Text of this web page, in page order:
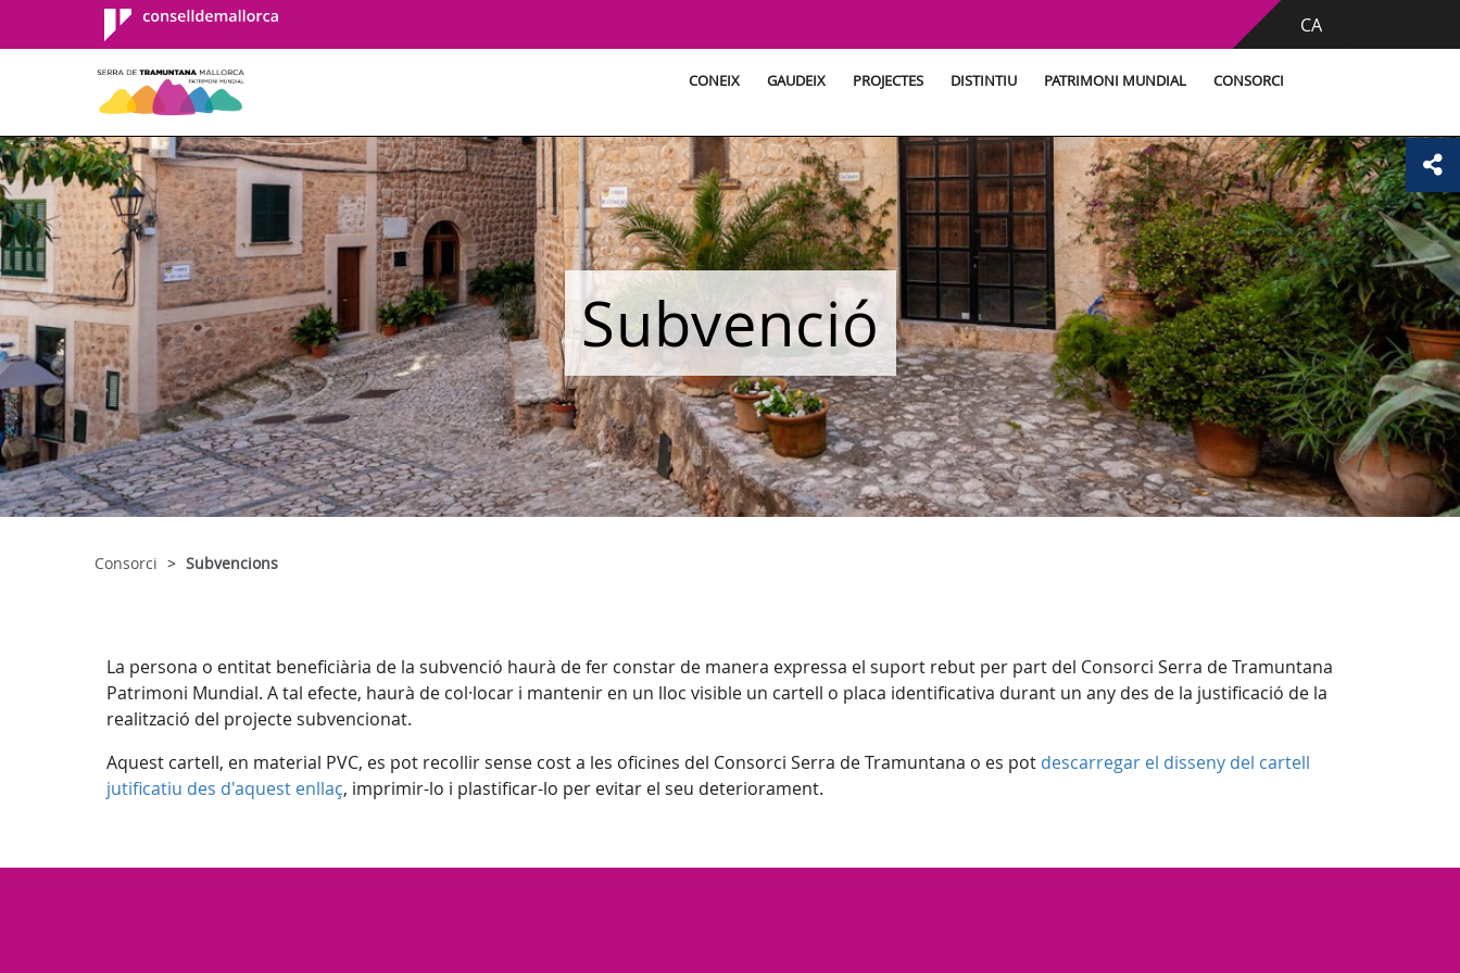
Consell de
Mallorca
CA
CONEIX GAUDEIX PROJECTES DISTINTIU PATRIMONI MUNDIAL CONSORCI
Subvenció
Consorci Subvencions
La persona o entitat beneficiària de la subvenció haurà de fer constar de manera expressa el suport rebut per part del Consorci Serra de Tramuntana
Patrimoni Mundial. A tal efecte, haurà de col·locar i mantenir en un lloc visible un cartell o placa identificativa durant un any des de la justificació de la
realització del projecte subvencionat.
Aquest cartell, en material PVC, es pot recollir sense cost a les oficines del Consorci Serra de Tramuntana o es pot descarregar el disseny del cartell
jutificatiu des d'aquest enllaç, imprimir-lo i plastificar-lo per evitar el seu deteriorament.